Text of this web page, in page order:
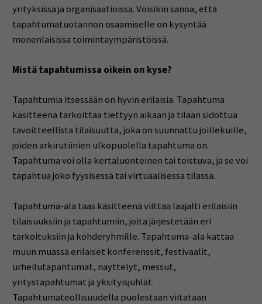
yrityksissä ja organisaatioissa. Voisikin sanoa, että
tapahtumatuotannon osaamiselle on kysyntää
monenlaisissa toimintaympäristöissä.
Mistä tapahtumissa oikein on kyse?
Tapahtumia itsessään on hyvin erilaisia. Tapahtuma
käsitteenä tarkoittaa tiettyyn aikaan ja tilaan sidottua
tavoitteellista tilaisuutta, joka on suunnattu joillekuille,
joiden arkirutiinien ulkopuolella tapahtuma on.
Tapahtuma voi olla kertaluonteinen tai toistuva, ja se voi
tapahtua joko fyysisessä tai virtuaalisessa tilassa.
Tapahtuma-ala taas käsitteenä viittaa laajalti erilaisiin
tilaisuuksiin ja tapahtumiin, joita järjestetään eri
tarkoituksiin ja kohderyhmille. Tapahtuma-ala kattaa
muun muassa erilaiset konferenssit, festivaalit,
urheilutapahtumat, näyttelyt, messut,
yritystapahtumat ja yksityisjuhlat.
Tapahtumateollisuudella puolestaan viitataan